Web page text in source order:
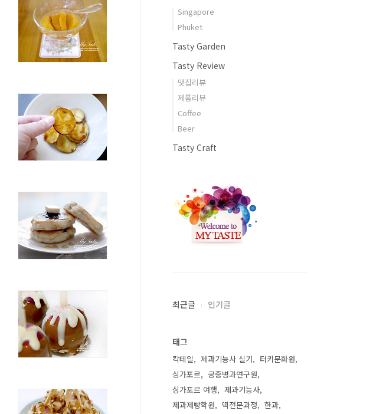
Singapore
Phuket
Tasty Garden
Tasty Review
맛집리뷰
제품리뷰
Coffee
Beer
Tasty Craft
최근글 인기글
태그
칵테일 제과기능사 실기
터키문화원
싱가포르
궁중병과연구원
싱가포르 여행
제과기능사
제과제빵학원
떡전문과정
한과